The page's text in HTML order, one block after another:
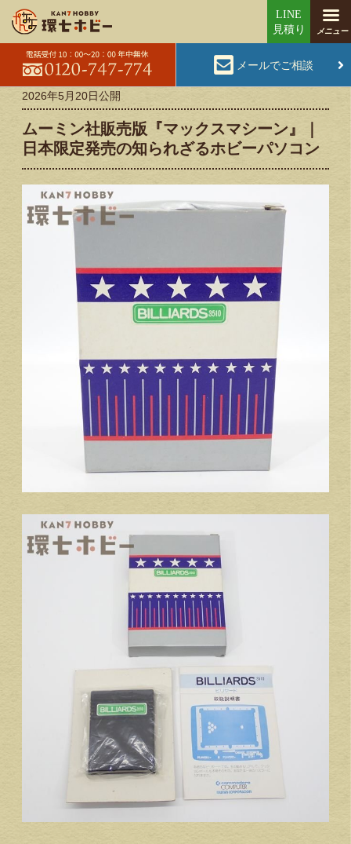
メールでご相談
2026年5月20日公開
ムーミン社販売版『マックスマシーン』｜
日本限定発売の知られざるホビーパソコン